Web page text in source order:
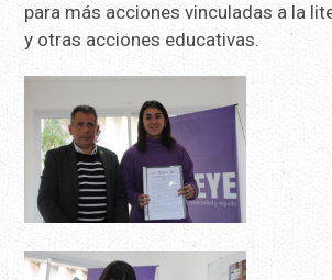
para más acciones vinculadas a la
y otras acciones educativas.